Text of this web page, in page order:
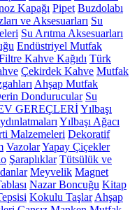
Kapağı Pipet Buzdolabı
ve Aksesuarları Su
Su Arıtma Aksesuarları
Endüstriyel Mutfak
Kahve Kağıdı Türk
Çekirdek Kahve Mutfak
Ahşap Mutfak
Dondurucular Su
GEREÇLERİYılbaşı
Yılbaşı Ağacı
Malzemeleri Dekoratif
VazolarYapay Çiçekler
Şaraplıklar Tütsülük ve
Meyvelik Magnet
Nazar Boncuğu Kitap
Kokulu Taşlar Ahşap